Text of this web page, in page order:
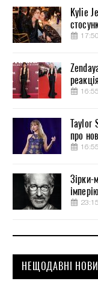
Kylie
Taylor
про
Зірки-
НЕЩОДАВНІ